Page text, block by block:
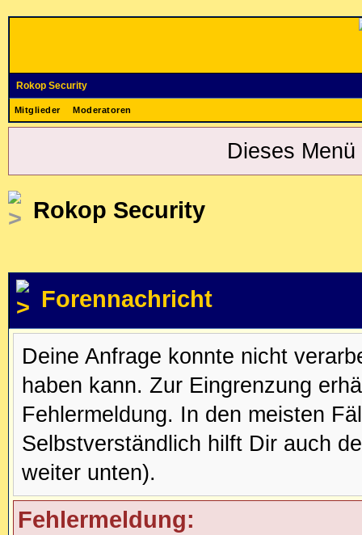
Rokop Security
Mitglieder Moderatoren
Dieses
Rokop Security
Forennachricht
Deine Anfrage konnte nicht
haben kann. Zur Eingrenzung
Fehlermeldung. In den meisten
Selbstverständlich hilft Dir auch
weiter unten).
Fehlermeldung: